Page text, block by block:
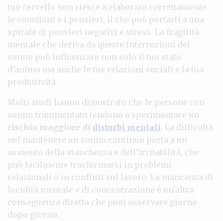
tuo cervello non riesce a elaborare correttamente
le emozioni e i pensieri, il che può portarti a una
spirale di pensieri negativi e stress. La fragilità
mentale che deriva da queste interruzioni del
sonno può influenzare non solo il tuo stato
d’animo ma anche le tue relazioni sociali e la tua
produttività.
Molti studi hanno dimostrato che le persone con
sonno frammentato tendono a sperimentare un
rischio maggiore di disturbi mentali. La difficoltà
nel mantenere un sonno continuo porta a un
aumento della stanchezza e dell’irritabilità, che
può facilmente trasformarsi in problemi
relazionali o in conflitti sul lavoro. La mancanza di
lucidità mentale e di concentrazione è un’altra
conseguenza diretta che puoi osservare giorno
dopo giorno.